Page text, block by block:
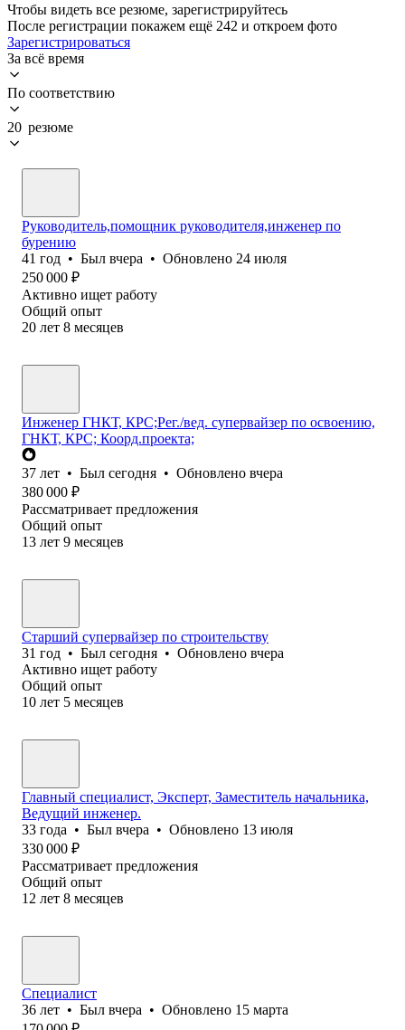
Чтобы видеть все резюме, зарегистрируйтесь
После регистрации покажем ещё 242 и откроем фото
Зарегистрироваться
За всё время
По соответствию
20 резюме
Руководитель,помощник руководителя,инженер по
бурению
41 год • Был вчера • Обновлено 24 июля
250 000 ₽
Активно ищет работу
Общий опыт
20 лет 8 месяцев
Инженер ГНКТ, КРС;Рег./вед. супервайзер по освоению,
ГНКТ, КРС; Коорд.проекта;
37 лет • Был сегодня • Обновлено вчера
380 000 ₽
Рассматривает предложения
Общий опыт
13 лет 9 месяцев
Старший супервайзер по строительству
31 год • Был сегодня • Обновлено вчера
Активно ищет работу
Общий опыт
10 лет 5 месяцев
Главный специалист, Эксперт, Заместитель начальника,
Ведущий инженер.
33 года • Был вчера • Обновлено 13 июля
330 000 ₽
Рассматривает предложения
Общий опыт
12 лет 8 месяцев
Специалист
36 лет • Был вчера • Обновлено 15 марта